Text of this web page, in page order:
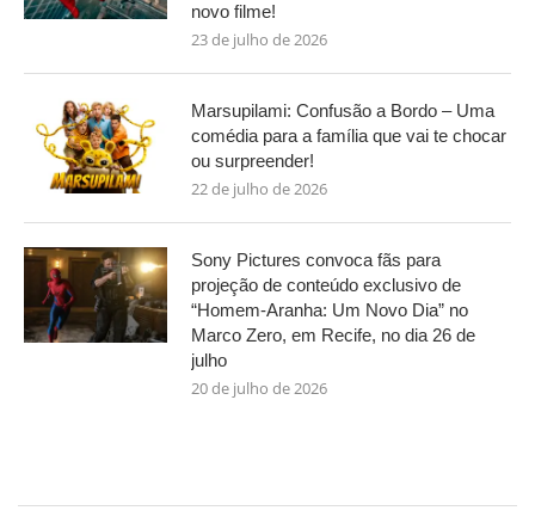
novo filme!
23 de julho de 2026
Marsupilami: Confusão a Bordo – Uma
comédia para a família que vai te chocar
ou surpreender!
22 de julho de 2026
Sony Pictures convoca fãs para
projeção de conteúdo exclusivo de
“Homem-Aranha: Um Novo Dia” no
Marco Zero, em Recife, no dia 26 de
julho
20 de julho de 2026